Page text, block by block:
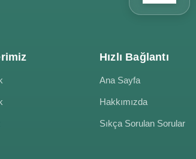
Hızlı Bağlantı
Ana Sayfa
Hakkımızda
Sıkça Sorulan Sorular